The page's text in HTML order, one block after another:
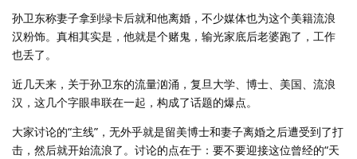
孙卫东称妻子拿到绿卡后就和他离婚，不少媒体也为这个美籍流浪
汉粉饰。真相其实是，他就是个赌鬼，输光家底后老婆跑了，工作
也丢了。
近几天来，关于孙卫东的流量汹涌，复旦大学、博士、美国、流浪
汉，这几个字眼串联在一起，构成了话题的爆点。
大家讨论的“主线”，无外乎就是留美博士和妻子离婚之后遭受到了打
击，然后就开始流浪了。讨论的点在于：要不要迎接这位曾经的“天